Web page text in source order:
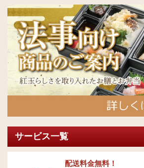
サービス一覧
配送料金無料！